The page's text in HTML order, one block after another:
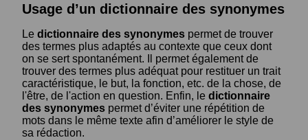
Usage d’un dictionnaire des synonymes
Le dictionnaire des synonymes permet de trouver
des termes plus adaptés au contexte que ceux dont
on se sert spontanément. Il permet également de
trouver des termes plus adéquat pour restituer un trait
caractéristique, le but, la fonction, etc. de la chose, de
l'être, de l'action en question. Enfin, le dictionnaire
des synonymes permet d’éviter une répétition de
mots dans le même texte afin d’améliorer le style de
sa rédaction.